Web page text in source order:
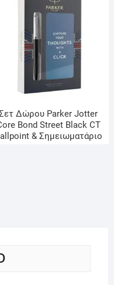
Δώρου Parker Jotter
Βond Street Black CT
& Σημειωματάριο